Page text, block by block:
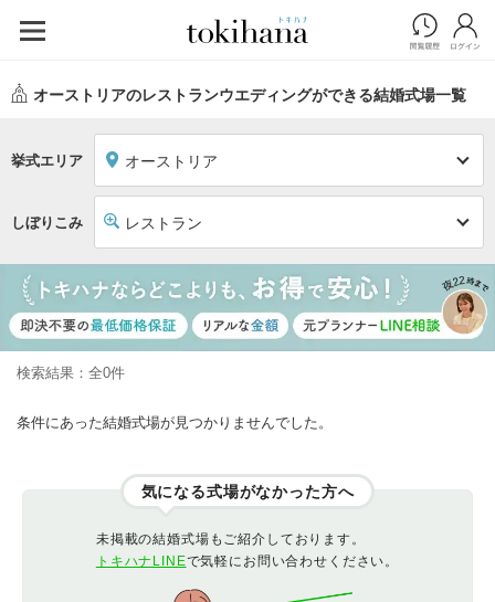
オーストリアのレストランウエディングができる結婚式場一覧
挙式エリア オーストリア
しぼりこみ レストラン
検索結果：全0件
条件にあった結婚式場が見つかりませんでした。
気になる式場がなかった方へ
未掲載の結婚式場もご紹介しております。
トキハナLINEで気軽にお問い合わせください。